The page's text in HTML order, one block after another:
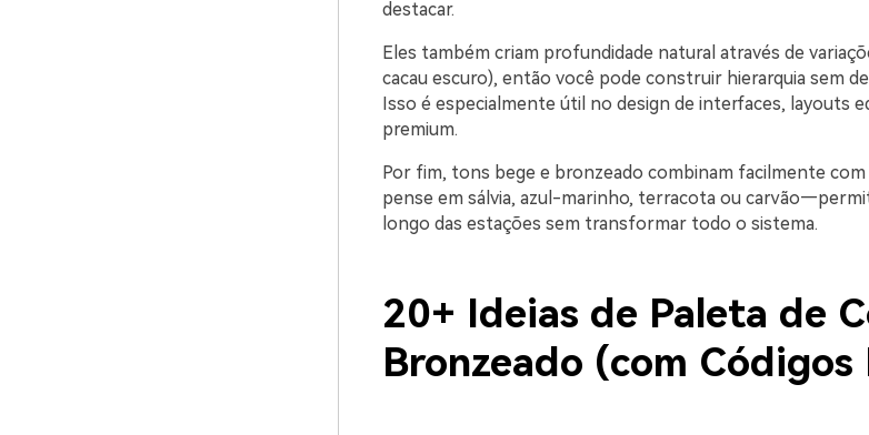
destacar.
Eles também criam profundidade natural através de
cacau escuro), então você pode construir hierarquia sem
Isso é especialmente útil no design de interfaces, layouts
premium.
Por fim, tons bege e bronzeado combinam facilmente
pense em sálvia, azul-marinho, terracota ou
longo das estações sem transformar todo o sistema.
20+ Ideias de Paleta de
Bronzeado (com Códigos